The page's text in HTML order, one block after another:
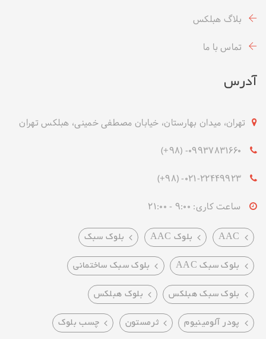
بلاگ هبلکس
تماس با ما
آدرس
تهران، میدان بهارستان، خیابان مصطفی خمینی، هبلکس تهران
ساعت کاری: 9:00 - 21:00
AAC بلوک AAC بلوک سبک
بلوک سبک AAC بلوک سبک ساختمانی
بلوک سبک هبلکس بلوک هبلکس
پودر آلومینیوم ثرمستون چسب بلوک